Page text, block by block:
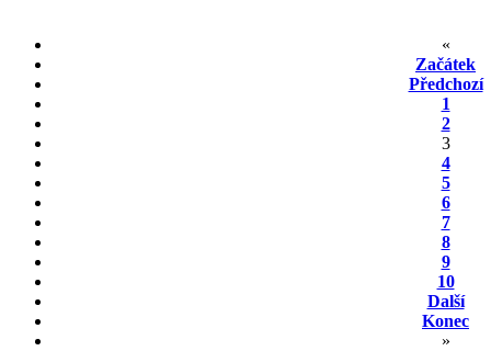
«
Začátek
Předchozí
1
2
3
4
5
6
7
8
9
10
Další
Konec
»